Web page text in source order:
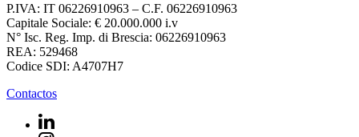
P.IVA: IT 06226910963 – C.F. 06226910963
Capitale Sociale: € 20.000.000 i.v
N° Isc. Reg. Imp. di Brescia: 06226910963
REA: 529468
Codice SDI: A4707H7
Contactos